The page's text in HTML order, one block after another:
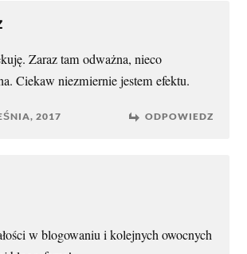
Zaraz tam odważna, nieco
Ciekaw niezmiernie jestem efektu.
2017 ODPOWIEDZ
w blogowaniu i kolejnych owocnych